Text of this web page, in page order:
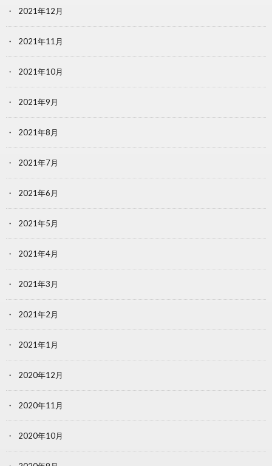
2021年12月
2021年11月
2021年10月
2021年9月
2021年8月
2021年7月
2021年6月
2021年5月
2021年4月
2021年3月
2021年2月
2021年1月
2020年12月
2020年11月
2020年10月